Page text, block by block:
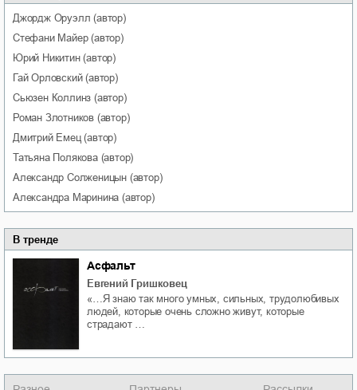
Джордж Оруэлл (автор)
Стефани Майер(автор)
Юрий Никитин(автор)
Гай Орловский(автор)
Сьюзен Коллинз (автор)
Роман Злотников (автор)
Дмитрий Емец(автор)
Татьяна Полякова(автор)
Александр Солженицын (автор)
Александра Маринина (автор)
В тренде
Асфальт
Евгений Гришковец
«…Я знаю так много умных, сильных, трудолюбивых
людей, которые очень сложно живут, которые
страдают …